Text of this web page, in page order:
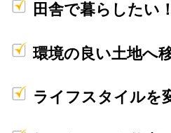
田舎で暮らしたい！
環境の良い土地へ
ライフスタイルを